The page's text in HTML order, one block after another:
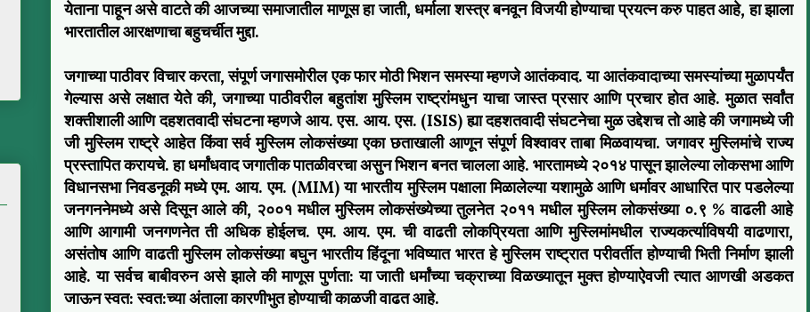
येताना पाहून असे वाटते की आजच्या समाजातील माणूस हा जाती, धर्माला शस्त्र बनवून विजयी होण्याचा प्रयत्न करु पाहत आहे, हा झाला
भारतातील आरक्षणाचा बहुचर्चीत मुद्दा.
जगाच्या पाठीवर विचार करता, संपूर्ण जगासमोरील एक फार मोठी भिशन समस्या म्हणजे आतंकवाद. या आतंकवादाच्या समस्यांच्या मुळापर्यंत
गेल्यास असे लक्षात येते की, जगाच्या पाठीवरील बहुतांश मुस्लिम राष्ट्रांमधुन याचा जास्त प्रसार आणि प्रचार होत आहे. मुळात सर्वांत
शक्तीशाली आणि दहशतवादी संघटना म्हणजे आय. एस. आय. एस. (ISIS) ह्या दहशतवादी संघटनेचा मुळ उद्देशच तो आहे की जगामध्ये जी
जी मुस्लिम राष्ट्रे आहेत किंवा सर्व मुस्लिम लोकसंख्या एका छताखाली आणून संपूर्ण विश्वावर ताबा मिळवायचा. जगावर मुस्लिमांचे राज्य
प्रस्तापित करायचे. हा धर्मांधवाद जगातीक पातळीवरचा असुन भिशन बनत चालला आहे. भारतामध्ये २०१४ पासून झालेल्या लोकसभा आणि
विधानसभा निवडनूकी मध्ये एम. आय. एम. (MIM) या भारतीय मुस्लिम पक्षाला मिळालेल्या यशामुळे आणि धर्मावर आधारित पार पडलेल्या
जनगननेमध्ये असे दिसून आले की, २००१ मधील मुस्लिम लोकसंख्येच्या तुलनेत २०११ मधील मुस्लिम लोकसंख्या ०.९ % वाढली आहे
आणि आगामी जनगणनेत ती अधिक होईलच. एम. आय. एम. ची वाढती लोकप्रियता आणि मुस्लिमांमधील राज्यकर्त्याविषयी वाढणारा,
असंतोष आणि वाढती मुस्लिम लोकसंख्या बघुन भारतीय हिंदूना भविष्यात भारत हे मुस्लिम राष्ट्रात परीवर्तीत होण्याची भिती निर्माण झाली
आहे. या सर्वच बाबीवरुन असे झाले की माणूस पुर्णता: या जाती धर्मांच्या चक्राच्या विळख्यातून मुक्त होण्याऐवजी त्यात आणखी अडकत
जाऊन स्वत: स्वत:च्या अंताला कारणीभुत होण्याची काळजी वाढत आहे.